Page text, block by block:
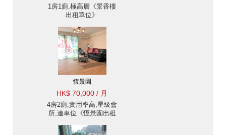
1房1廁,極高層《景香樓
出租單位》
恆景園
HK$ 70,000 / 月
4房2廁,實用率高,星級會
所,連車位《恆景園出租